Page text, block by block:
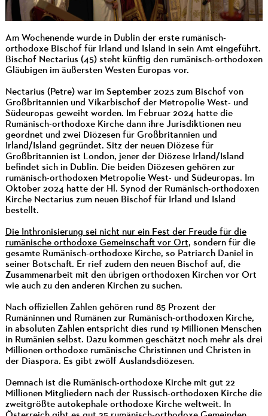
Am Wochenende wurde in Dublin der erste rumänisch-
orthodoxe Bischof für Irland und Island in sein Amt eingeführt.
Bischof Nectarius (45) steht künftig den rumänisch-orthodoxen
Gläubigen im äußersten Westen Europas vor.
Nectarius (Petre) war im September 2023 zum Bischof von
Großbritannien und Vikarbischof der Metropolie West- und
Südeuropas geweiht worden. Im Februar 2024 hatte die
Rumänisch-orthodoxe Kirche dann ihre Jurisdiktionen neu
geordnet und zwei Diözesen für Großbritannien und
Irland/Island gegründet. Sitz der neuen Diözese für
Großbritannien ist London, jener der Diözese Irland/Island
befindet sich in Dublin. Die beiden Diözesen gehören zur
rumänisch-orthodoxen Metropolie West- und Südeuropas. Im
Oktober 2024 hatte der Hl. Synod der Rumänisch-orthodoxen
Kirche Nectarius zum neuen Bischof für Irland und Island
bestellt.
Die Inthronisierung sei nicht nur ein Fest der Freude für die
rumänische orthodoxe Gemeinschaft vor Ort, sondern für die
gesamte Rumänisch-orthodoxe Kirche, so Patriarch Daniel in
seiner Botschaft. Er rief zudem den neuen Bischof auf, die
Zusammenarbeit mit den übrigen orthodoxen Kirchen vor Ort
wie auch zu den anderen Kirchen zu suchen.
Nach offiziellen Zahlen gehören rund 85 Prozent der
Rumäninnen und Rumänen zur Rumänisch-orthodoxen Kirche,
in absoluten Zahlen entspricht dies rund 19 Millionen Menschen
in Rumänien selbst. Dazu kommen geschätzt noch mehr als drei
Millionen orthodoxe rumänische Christinnen und Christen in
der Diaspora. Es gibt zwölf Auslandsdiözesen.
Demnach ist die Rumänisch-orthodoxe Kirche mit gut 22
Millionen Mitgliedern nach der Russisch-orthodoxen Kirche die
zweitgrößte autokephale orthodoxe Kirche weltweit. In